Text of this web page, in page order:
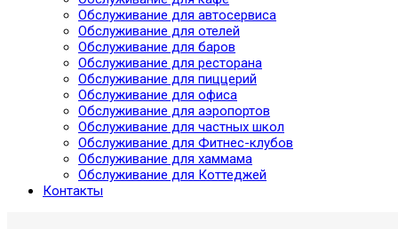
Обслуживание для автосервиса
Обслуживание для отелей
Обслуживание для баров
Обслуживание для ресторана
Обслуживание для пиццерий
Обслуживание для офиса
Обслуживание для аэропортов
Обслуживание для частных школ
Обслуживание для Фитнес-клубов
Обслуживание для хаммама
Обслуживание для Коттеджей
Контакты